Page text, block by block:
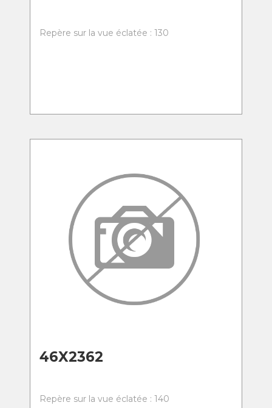
Repère sur la vue éclatée : 130
46X2362
Repère sur la vue éclatée : 140